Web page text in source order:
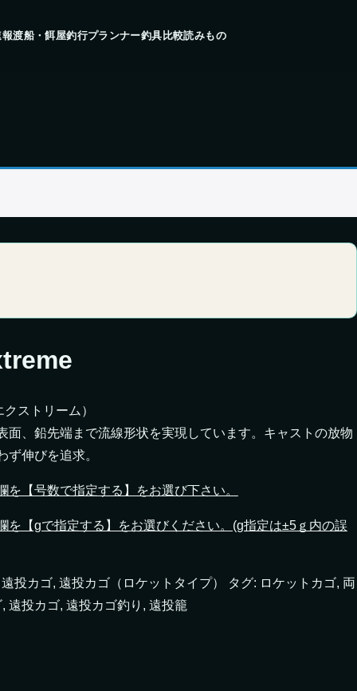
報渡船・餌屋釣行プランナー釣具比較読みもの
ストリーム）
面、鉛先端まで流線形状を実現しています。キャストの放物
ず伸びを追求。
【号数で指定する】をお選び下さい。
【gで指定する】をお選びください。(g指定は±5ｇ内の誤
遠投カゴ, 遠投カゴ（ロケットタイプ） タグ: ロケットカゴ, 両
, 遠投カゴ, 遠投カゴ釣り , 遠投籠